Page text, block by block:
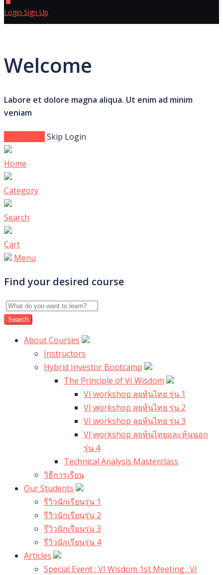
Login Sign Up
Welcome
Labore et dolore magna aliqua. Ut enim ad minim
veniam
Skip Login
Home
Category
Search
Cart
Menu
Find your desired course
About Courses
Instructors
Hybrid Investor Bootcamp
The Principle of VI Wisdom
VI workshop ลุยหุ้นไทย รุ่น 1
VI workshop ลุยหุ้นไทย รุ่น 2
VI workshop ลุยหุ้นไทย รุ่น 3
VI workshop ลุยหุ้นไทยและหุ้นนอก
รุ่น 4
Technical Analysis Masterclass
วิธีการเรียน
Our Students
รีวิวนักเรียนรุ่น 1
รีวิวนักเรียนรุ่น 2
รีวิวนักเรียนรุ่น 3
รีวิวนักเรียนรุ่น 4
Articles
Special Event : VI Wisdom 1st Meeting : VI